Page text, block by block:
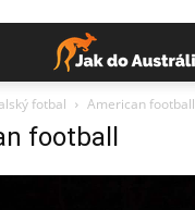
fotbal American football
football